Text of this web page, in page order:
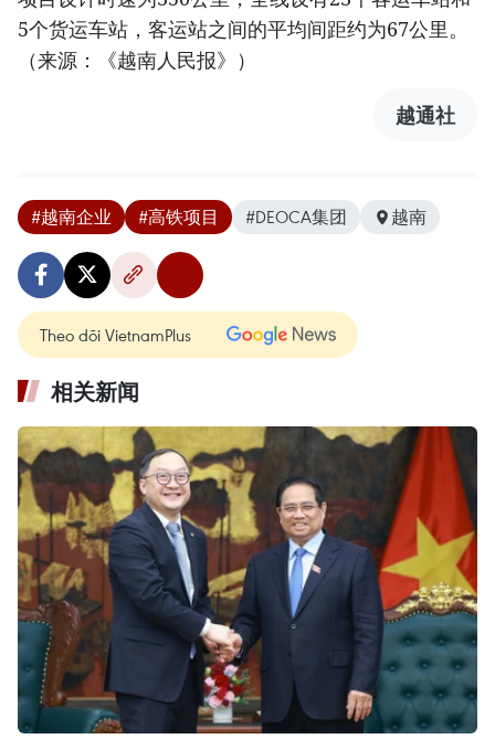
5个货运车站，客运站之间的平均间距约为67公里。
（来源：《越南人民报》）
越通社
#越南企业 #高铁项目 #DEOCA集团 越南
Theo dõi VietnamPlus
相关新闻